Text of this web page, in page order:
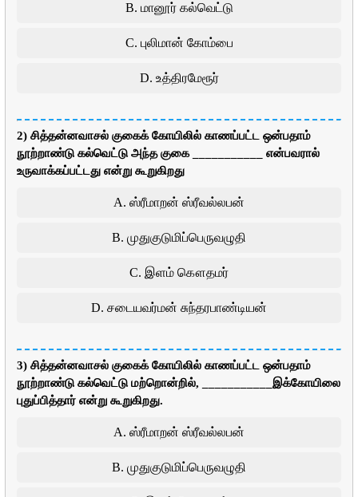
B. மானூர் கல்வெட்டு
C. புலிமான் கோம்பை
D. உத்திரமேரூர்
2) சித்தன்னவாசல் குகைக் கோயிலில் காணப்பட்ட ஒன்பதாம்
நூற்றாண்டு கல்வெட்டு அந்த குகை ___________ என்பவரால்
உருவாக்கப்பட்டது என்று கூறுகிறது
A. ஸ்ரீமாறன் ஸ்ரீவல்லபன்
B. முதுகுடுமிப்பெருவழுதி
C. இளம் கௌதமர்
D. சடையவர்மன் சுந்தரபாண்டியன்
3) சித்தன்னவாசல் குகைக் கோயிலில் காணப்பட்ட ஒன்பதாம்
நூற்றாண்டு கல்வெட்டு மற்றொன்றில், ___________இக்கோயிலை
புதுப்பித்தார் என்று கூறுகிறது.
A. ஸ்ரீமாறன் ஸ்ரீவல்லபன்
B. முதுகுடுமிப்பெருவழுதி